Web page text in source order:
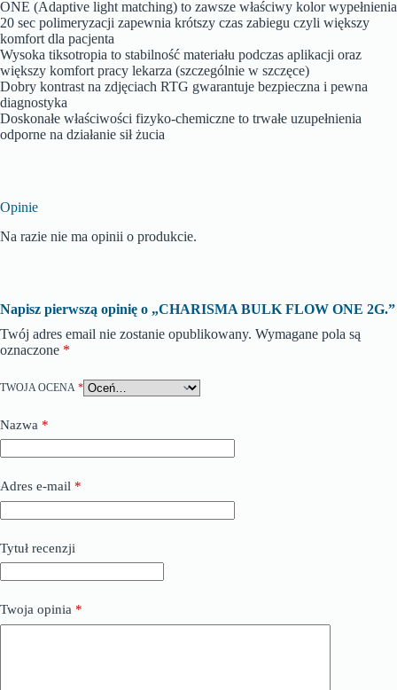
ONE (Adaptive light matching) to zawsze właściwy kolor wypełnienia
20 sec polimeryzacji zapewnia krótszy czas zabiegu czyli większy
komfort dla pacjenta
Wysoka tiksotropia to stabilność materiału podczas aplikacji oraz
większy komfort pracy lekarza (szczególnie w szczęce)
Dobry kontrast na zdjęciach RTG gwarantuje bezpieczna i pewna
diagnostyka
Doskonałe właściwości fizyko-chemiczne to trwałe uzupełnienia
odporne na działanie sił żucia
Opinie
Na razie nie ma opinii o produkcie.
Napisz pierwszą opinię o „CHARISMA BULK FLOW ONE 2G.”
Twój adres email nie zostanie opublikowany. Wymagane pola są
oznaczone *
TWOJA OCENA *
Nazwa *
Adres e-mail *
Tytuł recenzji
Twoja opinia *